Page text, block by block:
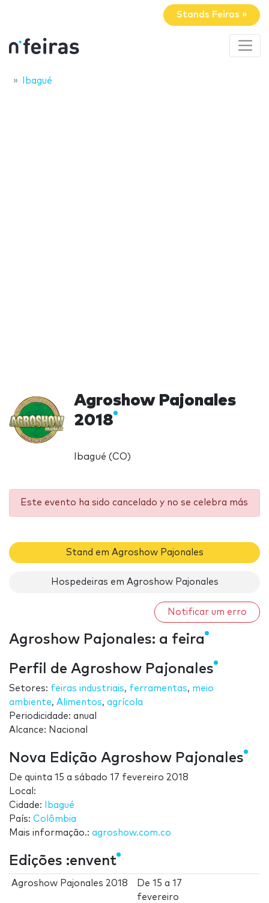
Stands Feiras »
Ibagué
Agroshow Pajonales
2018
Ibagué (CO)
Este evento ha sido cancelado y no se celebra más
Stand em Agroshow Pajonales
Hospedeiras em Agroshow Pajonales
Notificar um erro
Agroshow Pajonales: a feira
Perfil de Agroshow Pajonales
Setores: feiras industriais, ferramentas, meio
ambiente, Alimentos, agrícola
Periodicidade: anual
Alcance: Nacional
Nova Edição Agroshow Pajonales
De quinta 15 a sábado 17 fevereiro 2018
Local:
Cidade:
Ibagué
País: Colômbia
Mais informação.: agroshow.com.co
Edições :envent
Agroshow Pajonales 2018 De15 a17
fevereiro